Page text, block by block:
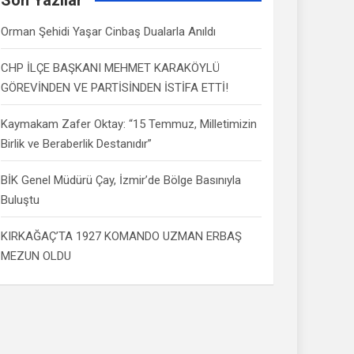
Orman Şehidi Yaşar Cinbaş Dualarla Anıldı
CHP İLÇE BAŞKANI MEHMET KARAKÖYLÜ
GÖREVİNDEN VE PARTİSİNDEN İSTİFA ETTİ!
Kaymakam Zafer Oktay: “15 Temmuz, Milletimizin
Birlik ve Beraberlik Destanıdır”
BİK Genel Müdürü Çay, İzmir’de Bölge Basınıyla
Buluştu
KIRKAĞAÇ’TA 1927 KOMANDO UZMAN ERBAŞ
MEZUN OLDU